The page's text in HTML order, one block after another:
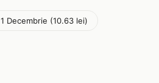
1 Decembrie (10.63 lei)